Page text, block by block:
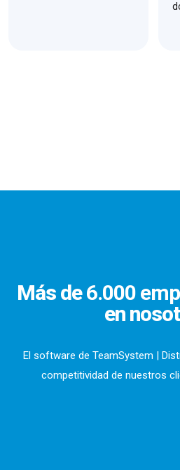
Más de6.000
en
El software de TeamSystem |
competitividad de nuestros